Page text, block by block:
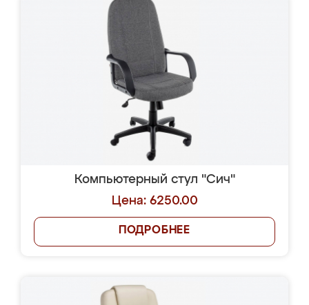
Компьютерный стул "Сич"
Цена: 6250.00
ПОДРОБНЕЕ